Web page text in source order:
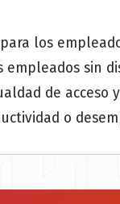
los
sin
de acceso
o